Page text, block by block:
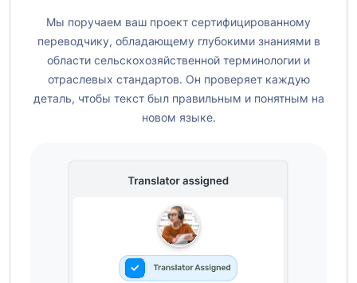
Мы поручаем ваш проект сертифицированному
переводчику, обладающему глубокими знаниями в
области сельскохозяйственной терминологии и
отраслевых стандартов. Он проверяет каждую
деталь, чтобы текст был правильным и понятным на
новом языке.